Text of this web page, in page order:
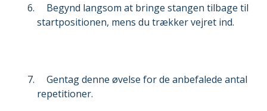
Begynd langsom at bringe stangen tilbage til
startpositionen, mens du trækker vejret ind.
Gentag denne øvelse for de anbefalede antal
repetitioner.